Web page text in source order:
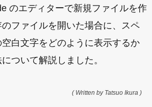
のエディターで新規ファイルを作
ファイルを開いた場合に、スペ
白文字をどのように表示するか
ついて解説しました。
( Written by Tatsuo Ikura )